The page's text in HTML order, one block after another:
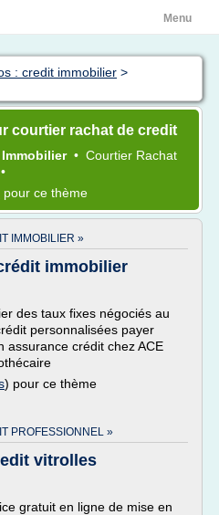
Menu
: credit immobilier >
courtier rachat de credit
Immobilier • Courtier Rachat
•
pour ce thème
IMMOBILIER »
immobilier
des taux fixes négociés au
personnalisées payer
assurance crédit chez ACE
) pour ce thème
PROFESSIONNEL »
vitrolles
gratuit en ligne de mise en